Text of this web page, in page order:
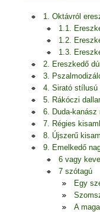
1. Oktávról
1.1.
1.2.
1.3.
2. Ereszkedő
3.
4. Sirató stílusú
5. Rákóczi
6. Duda-
7. Régies
8. Újszerű
9. Emelkedő
6 vagy
7 szótagú
Egy
A